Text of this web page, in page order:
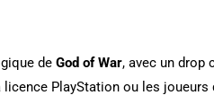
deGod of War, avec un drop
PlayStation ou les